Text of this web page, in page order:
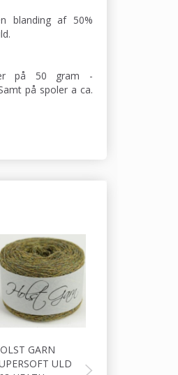
blanding af 50%
på 50 gram -
på spoler a ca.
GARN
ULD